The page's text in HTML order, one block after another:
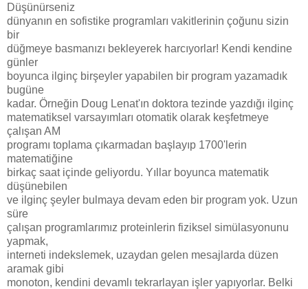
Düşünürseniz
dünyanın en sofistike programları vakitlerinin çoğunu sizin
bir
düğmeye basmanızı bekleyerek harcıyorlar! Kendi kendine
günler
boyunca ilginç birşeyler yapabilen bir program yazamadık
bugüne
kadar. Örneğin Doug Lenat'ın doktora tezinde yazdığı ilginç
matematiksel varsayımları otomatik olarak keşfetmeye
çalışan AM
programı toplama çıkarmadan başlayıp 1700'lerin
matematiğine
birkaç saat içinde geliyordu. Yıllar boyunca matematik
düşünebilen
ve ilginç şeyler bulmaya devam eden bir program yok. Uzun
süre
çalışan programlarımız proteinlerin fiziksel simülasyonunu
yapmak,
interneti indekslemek, uzaydan gelen mesajlarda düzen
aramak gibi
monoton, kendini devamlı tekrarlayan işler yapıyorlar. Belki